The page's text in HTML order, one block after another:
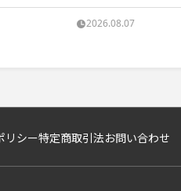
2026.08.07
リシー特定商取引法お問い合わせ